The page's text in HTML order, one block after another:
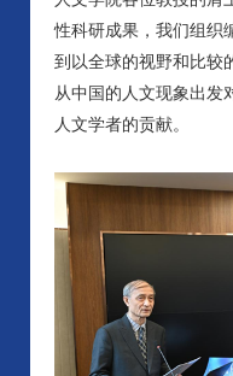
性科研成果，我们组织
到以全球的视野和比较
从中国的人文现象出发
人文学者的贡献。